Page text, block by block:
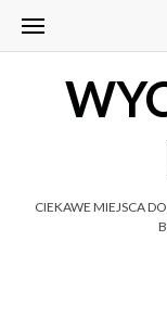
CIEKAWE MIEJSCA